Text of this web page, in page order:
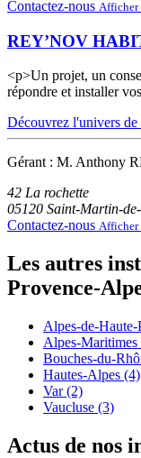
Contactez-nous Afficher
REY’NOV
<p>Un projet, un
répondre et installer
Découvrez l'univers
Gérant : M. Anthony
42 La rochette
05120 Saint-Martin-
Contactez-nous Afficher
Les autres
Provence-
Alpes-de-
Alpes-Maritimes
Bouches-du-
Hautes-Alpes (4)
Var (2)
Vaucluse (3)
Actus de nos